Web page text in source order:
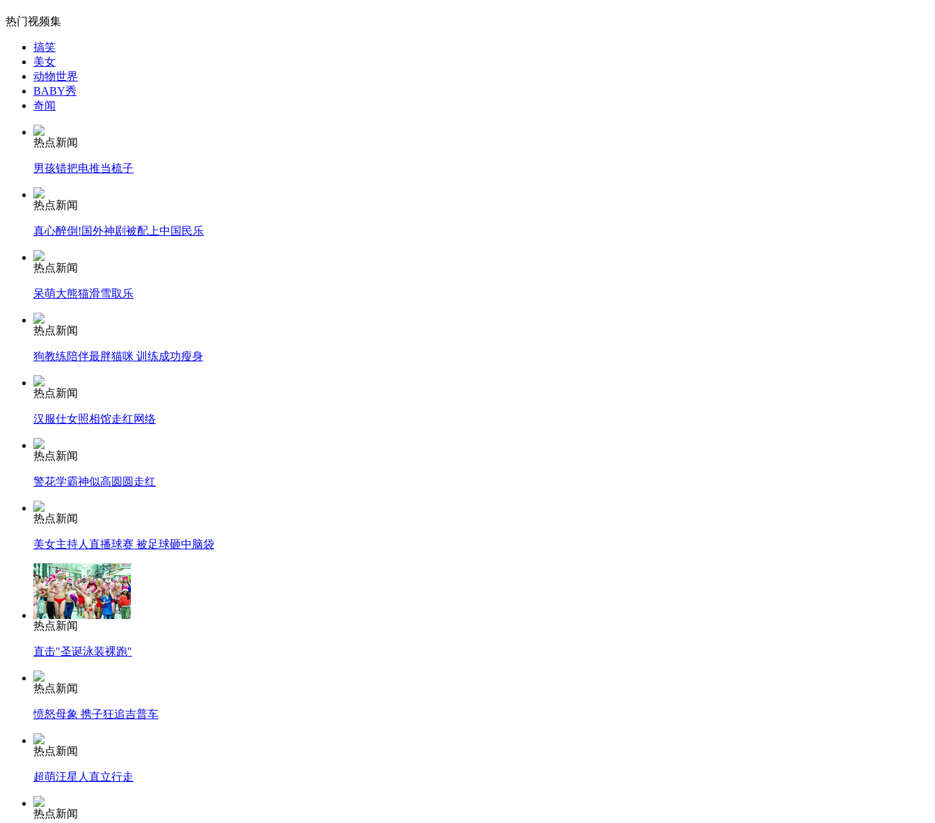
山西运城恶犬咬伤多人 警民合力深夜将其击毙
女孩北京地铁殴打老人 痛下狠手拳打脚踢
无痛分娩是否安全 医生回应
外交部：有关国家言论片面不公正
走！跟着总书记去植树
纽约上演“枕头大战”
热门视频集
搞笑
美女
动物世界
BABY秀
奇闻
热点新闻
男孩错把电推当梳子
热点新闻
真心醉倒!国外神剧被配上中国民乐
热点新闻
呆萌大熊猫滑雪取乐
热点新闻
狗教练陪伴最胖猫咪 训练成功瘦身
热点新闻
汉服仕女照相馆走红网络
热点新闻
警花学霸神似高圆圆走红
热点新闻
美女主持人直播球赛 被足球砸中脑袋
热点新闻
直击"圣诞泳装裸跑"
热点新闻
愤怒母象 携子狂追吉普车
热点新闻
超萌汪星人直立行走
热点新闻